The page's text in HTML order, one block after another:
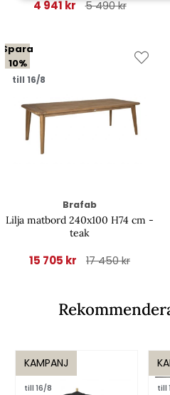
4 941 kr 5 490 kr
Spara
10%
till 16/8
Brafab
Lilja matbord 240x100 H74 cm -
teak
15 705 kr 17 450 kr
KAMPANJ
till 16/8 till